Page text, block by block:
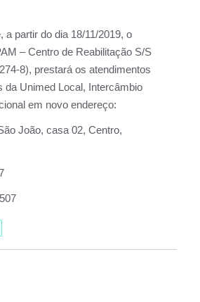
a partir do dia 18/11/2019, o
– Centro de Reabilitação S/S
8), prestará os atendimentos
da Unimed Local, Intercâmbio
em novo endereço:
João, casa 02, Centro,